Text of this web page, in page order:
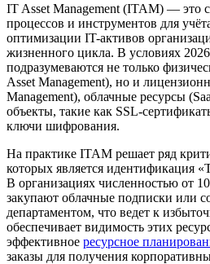
IT Asset Management (ITAM) — это
процессов и инструментов для
оптимизации IT-активов
жизненного цикла. В условиях
подразумеваются не только
Asset Management), но и
Management), облачные ресурсы
объекты, такие как SSL-
ключи шифрования.
На практике ITAM решает ряд
которых является идентификация
В организациях численностью от
закупают облачные подписки или
департаментом, что ведет к
обеспечивает видимость этих
эффективное ресурсное
заказы для получения